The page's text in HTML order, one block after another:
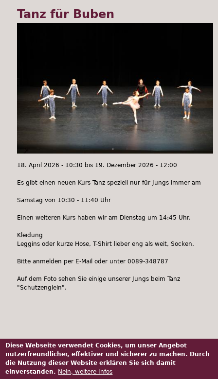
Tanz für Buben
18. April 2026 - 10:30 bis 19. Dezember 2026 - 12:00
Es gibt einen neuen Kurs Tanz speziell nur für Jungs immer am
Samstag von 10:30 - 11:40 Uhr
Einen weiteren Kurs haben wir am Dienstag um 14:45 Uhr.
Kleidung
Leggins oder kurze Hose, T-Shirt lieber eng als weit, Socken.
Bitte anmelden per E-Mail oder unter 0089-348787
Auf dem Foto sehen Sie einige unserer Jungs beim Tanz
"Schutzenglein".
Diese Webseite verwendet Cookies, um unser Angebot
nutzerfreundlicher, effektiver und sicherer zu machen. Durch
die Nutzung dieser Website erklären Sie sich damit
einverstanden. Nein, weitere Infos